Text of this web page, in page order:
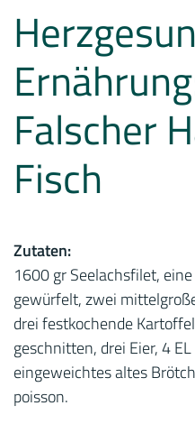
Falscher
Fisch
Zutaten:
1600 gr Seelachsfilet,
gewürfelt, zwei
drei festkochende
geschnitten, drei Eier, 4
eingeweichtes altes
poisson.